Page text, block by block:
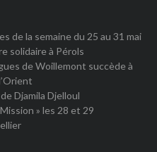
de la semaine du 25 au 31 mai
solidaire à Pérols
de Woillemont succède à
Djamila Djelloul
» les 28 et 29